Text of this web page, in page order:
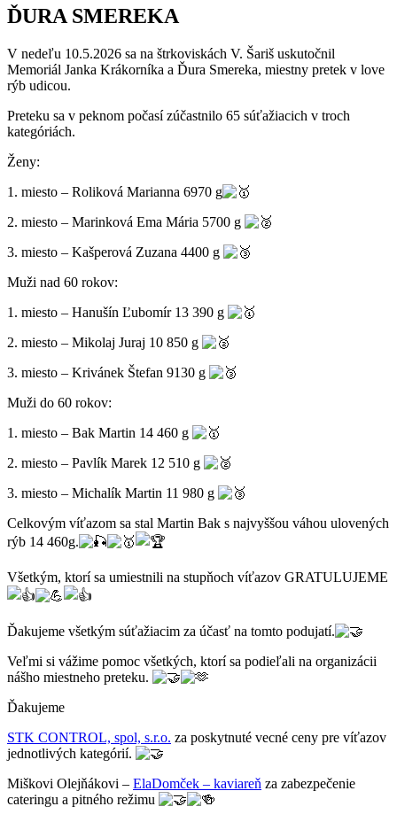
ĎURA SMEREKA
V nedeľu 10.5.2026 sa na štrkoviskách V. Šariš uskutočnil
Memoriál Janka Krákorníka a Ďura Smereka, miestny pretek v love
rýb udicou.
Preteku sa v peknom počasí zúčastnilo 65 súťažiacich v troch
kategóriách.
Ženy:
1. miesto – Roliková Marianna 6970 g
2. miesto – Marinková Ema Mária 5700 g
3. miesto – Kašperová Zuzana 4400 g
Muži nad 60 rokov:
1. miesto – Hanušín Ľubomír 13 390 g
2. miesto – Mikolaj Juraj 10 850 g
3. miesto – Krivánek Štefan 9130 g
Muži do 60 rokov:
1. miesto – Bak Martin 14 460 g
2. miesto – Pavlík Marek 12 510 g
3. miesto – Michalík Martin 11 980 g
Celkovým víťazom sa stal Martin Bak s najvyššou váhou ulovených
rýb 14 460g.
Všetkým, ktorí sa umiestnili na stupňoch víťazov GRATULUJEME
Ďakujeme všetkým súťažiacim za účasť na tomto podujatí.
Veľmi si vážime pomoc všetkých, ktorí sa podieľali na organizácii
nášho miestneho preteku.
Ďakujeme
STK CONTROL, spol, s.r.o. za poskytnuté vecné ceny pre víťazov
jednotlivých kategórií.
Miškovi Olejňákovi – ElaDomček – kaviareň za zabezpečenie
cateringu a pitného režimu